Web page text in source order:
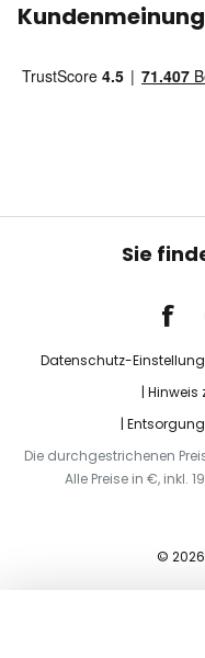
Sie
Datenschutz-
Hinweis
Die durchgestrichenen
Alle Preise in €, inkl.
©